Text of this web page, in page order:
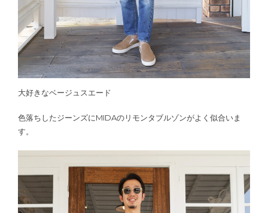
大好きなベージュスエード
色落ちしたジーンズにMIDAのリモンタブルゾンがよく似合いま
す。